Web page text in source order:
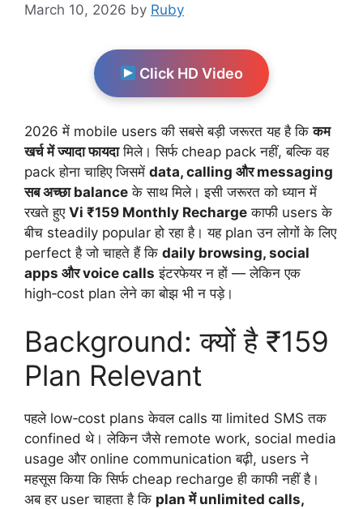
March 10, 2026 by Ruby
Click HD Video
2026 में mobile users की सबसे बड़ी जरूरत यह है किकम
खर्च में ज्यादा फायदामिले। सिर्फ cheap pack नहीं, बल्कि वह
pack होना चाहिए जिसमें data, calling और messaging
सब अच्छा balance के साथ मिले। इसी जरूरत को ध्यान में
रखते हुए Vi ₹159 Monthly Recharge काफी users के
बीच steadily popular हो रहा है। यह plan उन लोगों के लिए
perfect है जो चाहते हैं कि daily browsing, social
apps और voice calls इंटरफेयर न हों — लेकिन एक
high‑cost plan लेने का बोझ भी न पड़े।
Background: क्यों है ₹159
Plan Relevant
पहले low‑cost plans केवल calls या limited SMS तक
confined थे। लेकिन जैसे remote work, social media
usage और online communication बढ़ी, users ने
महसूस किया कि सिर्फ cheap recharge ही काफी नहीं है।
अब हर user चाहता है कि plan में unlimited calls,